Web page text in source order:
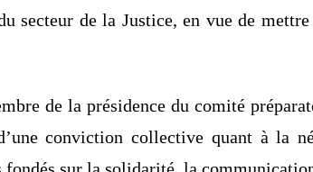
secteur de la Justice, en vue de
de la présidence du comité
conviction collective quant à la